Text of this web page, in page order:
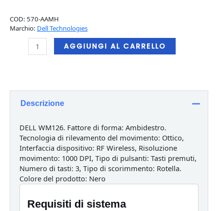
COD: 570-AAMH
Marchio: Dell Technologies
WM126
Wireless
Ottico
DPI
quantità
AGGIUNGI AL CARRELLO
Descrizione
DELL WM126. Fattore di forma: Ambidestro.
Tecnologia di rilevamento del movimento: Ottico,
Interfaccia dispositivo: RF Wireless, Risoluzione
movimento: 1000 DPI, Tipo di pulsanti: Tasti premuti,
Numero di tasti: 3, Tipo di scorimmento: Rotella.
Colore del prodotto: Nero
Requisiti di sistema